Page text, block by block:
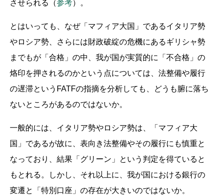
させられる（参考）。
とはいっても、なぜ「マフィア大国」であるイタリア勢
やロシア勢、さらには財政破綻の危機にあるギリシャ勢
までもが「合格」の中、我が国が実質的に「不合格」の
烙印を押されるのかという点については、法整備や履行
の遅滞というFATFの指摘を分析しても、どうも腑に落ち
ないところがあるのではないか。
一般的には、イタリア勢やロシア勢は、「マフィア大
国」であるが故に、表向き法整備やその履行にも慎重と
なっており、結果「グリーン」という判定を得ていると
もとれる。しかし、それ以上に、我が国における銀行の
変遷と「特別口座」の存在が大きいのではないか。